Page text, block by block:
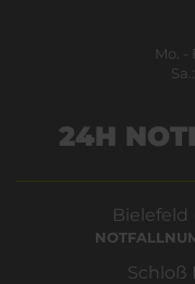
Mo. -
24H
Bielefeld
Schloß